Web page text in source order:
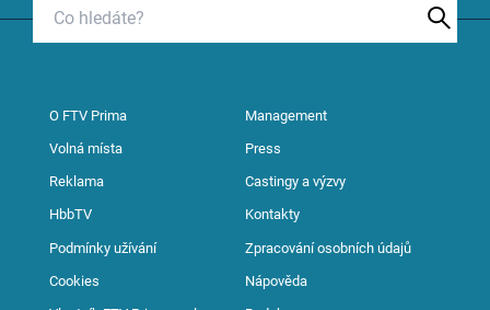
O FTV Prima Management
Volná místa Press
Reklama Castingy a výzvy
HbbTV Kontakty
Podmínky užívání Zpracování osobních údajů
Cookies Nápověda